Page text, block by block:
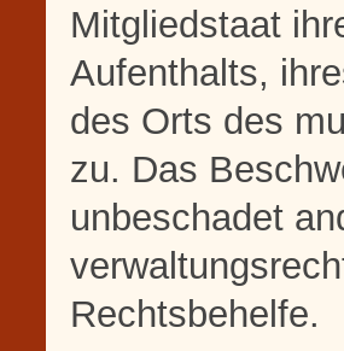
Mitgliedstaat
Aufenthalts,
des Orts des
zu. Das
unbeschadet
Rechtsbehelfe.